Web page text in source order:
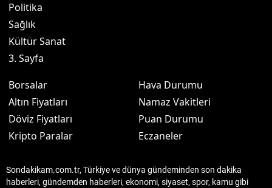
Politika
Sağlık
Kültür Sanat
3. Sayfa
Borsalar
Altın Fiyatları
Döviz Fiyatları
Kripto Paralar
Hava Durumu
Namaz Vakitleri
Puan Durumu
Eczaneler
Sondakikam.com.tr, Türkiye ve dünya gündeminden son dakika
haberleri, gündemden haberleri, ekonomi, siyaset, spor, kamu gibi